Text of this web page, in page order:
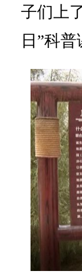
子们上
日”科普